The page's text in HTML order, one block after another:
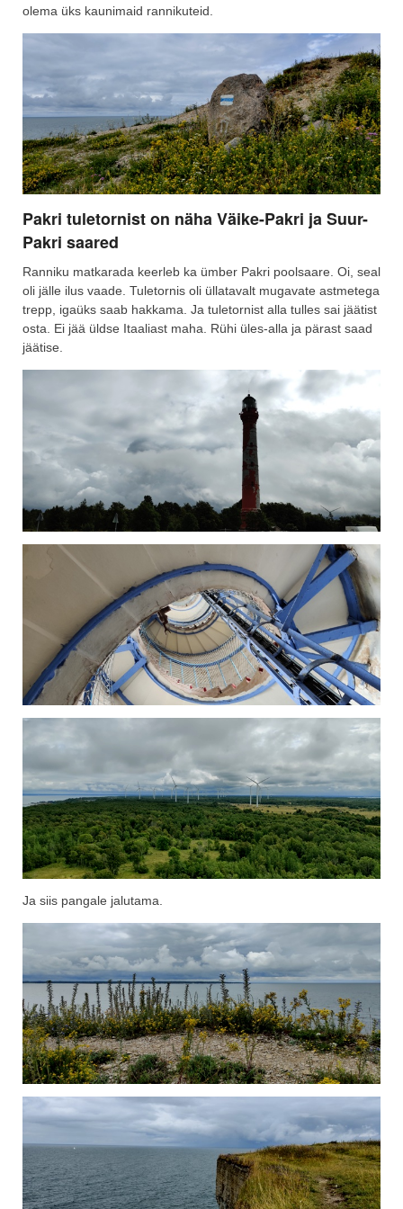
olema üks kaunimaid rannikuteid.
Pakri tuletornist on näha Väike-Pakri ja Suur-
Pakri saared
Ranniku matkarada keerleb ka ümber Pakri poolsaare. Oi, seal
oli jälle ilus vaade. Tuletornis oli üllatavalt mugavate astmetega
trepp, igaüks saab hakkama. Ja tuletornist alla tulles sai jäätist
osta. Ei jää üldse Itaaliast maha. Rühi üles-alla ja pärast saad
jäätise.
Ja siis pangale jalutama.